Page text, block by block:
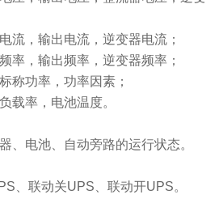
流，输出电流，逆变器电流；
率，输出频率，逆变器频率；
称功率，功率因素；
载率，电池温度。
、电池、自动旁路的运行状态。
、联动关UPS、联动开UPS。